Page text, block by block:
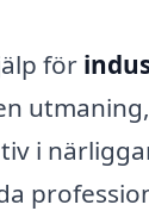
för
i